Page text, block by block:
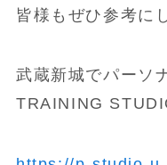
皆様もぜひ参考に
武蔵新城でパーソ
TRAINING